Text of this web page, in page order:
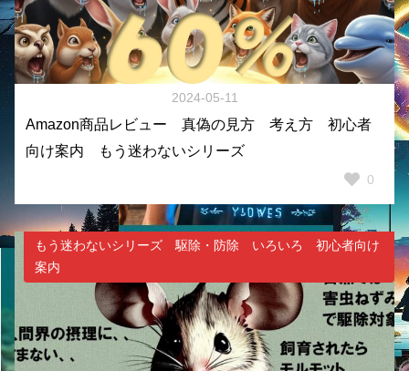
2024-05-11
Amazon商品レビュー 真偽の見方 考え方 初心者
向け案内 もう迷わないシリーズ
0
もう迷わないシリーズ 駆除・防除 いろいろ 初心者向け
案内